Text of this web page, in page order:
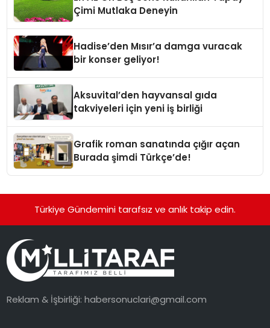
Çimi Mutlaka Deneyin
Hadise’den Mısır’a damga vuracak
bir konser geliyor!
Aksuvital’den hayvansal gıda
takviyeleri için yeni iş birliği
Grafik roman sanatında çığır açan
Burada şimdi Türkçe’de!
Türkiye Gündemini tarafsız ve anlık takip edin.
Reklam & İşbirliği:habersonuclari@gmail.com